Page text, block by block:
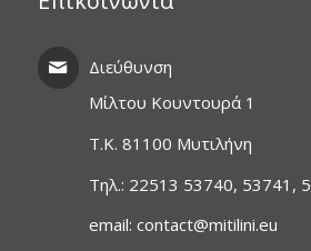
Διεύθυνση
Μίλτου Κουντουρά 1
T.K. 81100 Μυτιλήνη
Τηλ.: 22513 53740, 53741,
email: contact@mitilini.eu